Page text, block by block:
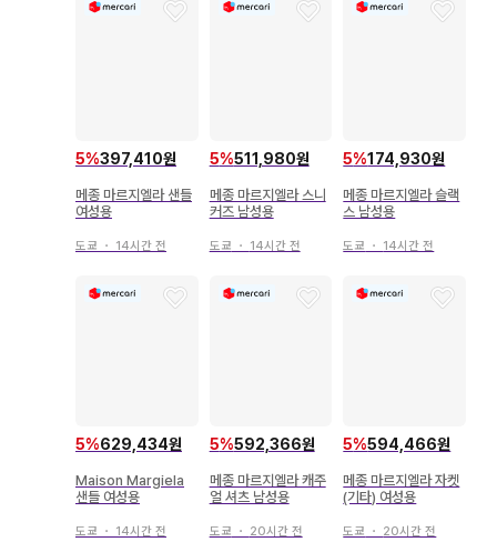
5%397,410원
메종 마르지엘라 샌들
여성용
도쿄 ・ 14시간 전
5%511,980원
메종 마르지엘라 스니
커즈 남성용
도쿄 ・ 14시간 전
5%174,930원
메종 마르지엘라 슬랙
스 남성용
도쿄 ・ 14시간 전
5%629,434원
Maison Margiela
샌들 여성용
도쿄 ・ 14시간 전
5%592,366원
메종 마르지엘라 캐주
얼 셔츠 남성용
도쿄 ・ 20시간 전
5%594,466원
메종 마르지엘라 자켓
(기타) 여성용
도쿄 ・ 20시간 전